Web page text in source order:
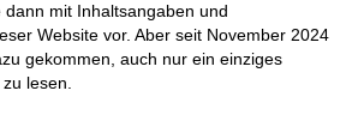
mit Inhaltsangaben und
Website vor. Aber seit November 2024
gekommen, auch nur ein einziges
lesen.